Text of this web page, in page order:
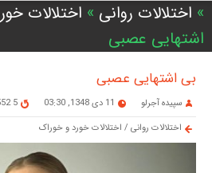
» اختلالات روانی » اختلالات
اشتهایی عصبی
بی اشتهایی عصبی
سپیده آجرلو 11 دی 1348, 03:30
5 552
اختلالات روانی / اختلالات خورد و خوراک